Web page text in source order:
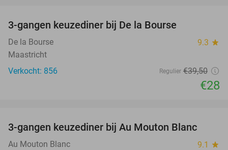
3-gangen keuzediner bij De la Bourse
De la Bourse 9.3 star
Maastricht
Verkocht: 856
Regulier €39,50
€28
33%
3-gangen keuzediner bij Au Mouton Blanc
Au Mouton Blanc 9.1 star